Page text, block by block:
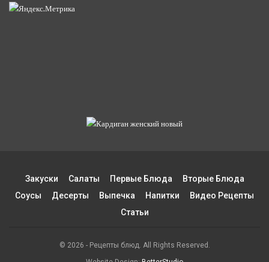
Закуски Салаты Первые Блюда
Вторые Блюда
Соусы
Десерты Выпечка Напитки
Видео Рецепты
Статьи
© 2026 - Рецепты блюд. All Rights Reserved.